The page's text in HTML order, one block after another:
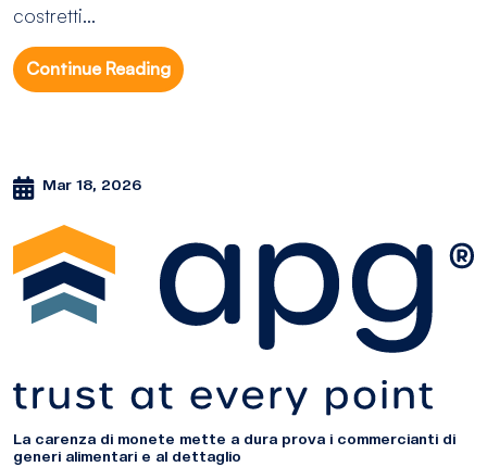
costretti...
Continue Reading
Mar 18, 2026
La carenza di monete mette a dura prova i commercianti di
generi alimentari e al dettaglio